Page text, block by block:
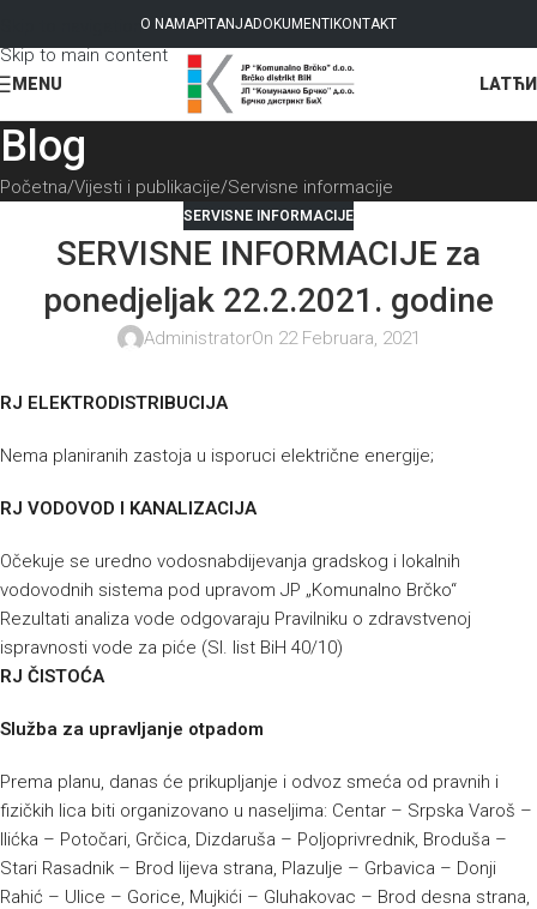
Skip to navigation
Skip to main content
O NAMAPITANJADOKUMENTI KONTAKT
MENU LAT
Blog
Početna Vijesti i publikacije Servisne informacije
SERVISNE INFORMACIJE
SERVISNE INFORMACIJE za
ponedjeljak 22.2.2021. godine
AdministratorOn 22 Februara, 2021
RJ ELEKTRODISTRIBUCIJA
Nema planiranih zastoja u isporuci električne energije;
RJ VODOVOD I KANALIZACIJA
Očekuje se uredno vodosnabdijevanja gradskog i lokalnih
vodovodnih sistema pod upravom JP „Komunalno Brčko“
Rezultati analiza vode odgovaraju Pravilniku o zdravstvenoj
ispravnosti vode za piće (Sl. list BiH 40/10)
RJ ČISTOĆA
Služba za upravljanje otpadom
Prema planu, danas će prikupljanje i odvoz smeća od pravnih i
fizičkih lica biti organizovano u naseljima: Centar – Srpska Varoš –
Ilićka – Potočari, Grčica, Dizdaruša – Poljoprivrednik, Broduša –
Stari Rasadnik – Brod lijeva strana, Plazulje – Grbavica – Donji
Rahić – Ulice – Gorice, Mujkići – Gluhakovac – Brod desna strana,